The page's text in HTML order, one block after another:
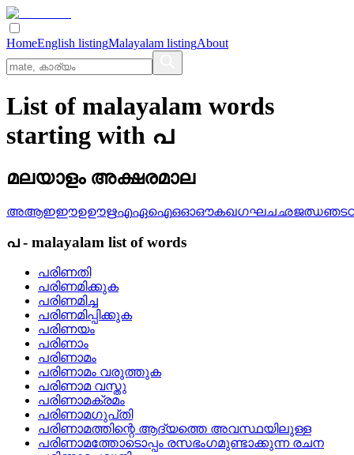
HomeEnglish listingMalayalam listingAbout
List of malayalam words
starting with പ
മലയാളം അക്ഷരമാല
അആഇഈഉഊഋഎഏഐഒഓഔകഖഗഘചഛജഝഞട
പ- malayalam list of words
പരിണതി
പരിണമിക്കുക
പരിണമിച്ച
പരിണമിപ്പിക്കുക
പരിണയം
പരിണാം
പരിണാമം
പരിണാമം വരുത്തുക
പരിണാമ വസ്തു
പരിണാമക്രമം
പരിണാമഗുപ്‌തി
പരിണാമത്തിന്റെ ആദ്യത്തെ അവസ്ഥയിലുള്ള
പരിണാമത്തോടൊപ്പം രസഭംഗമുണ്ടാക്കുന്ന രചന